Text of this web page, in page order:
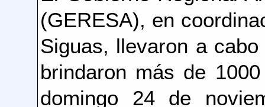
(GERESA), en
Siguas, llevaron a
brindaron más de
domingo 24 de